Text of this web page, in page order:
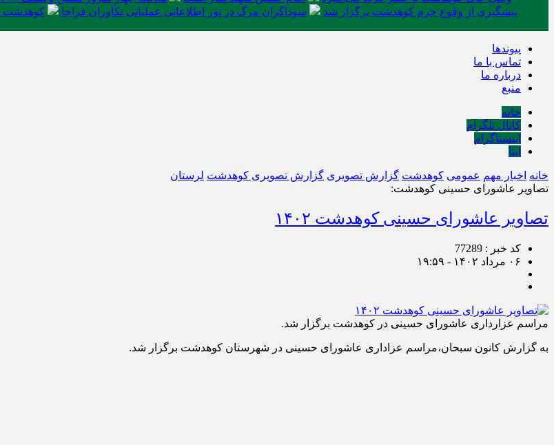
پیشگیری از وقوع جرم کوهدشت برگزار شد
سوداگران مرگ در تور اطلاعاتی عملیاتی تکاوران فراجا کوهدشت
پیوندها
تماس با ما
درباره ما
منبع
خانه
کانال تلگرام
اینستاگرام
ایتا
خانه اخبار مهم عمومی کوهدشت گزارش تصویری گزارش تصویری کوهدشت لرستان
تصاویر عاشورای حسینی کوهدشت:
تصاویر عاشورای حسینی کوهدشت ۱۴۰۲
کد خبر : 77289
۰۶ مرداد ۱۴۰۲ - ۱۹:۵۹
مراسم عزارداری عاشورای حسینی در کوهدشت برگزار شد.
به گزارش کانون سبحان،مراسم عزاداری عاشورای حسینی در شهرستان کوهدشت برگزار شد.